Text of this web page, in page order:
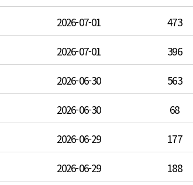
2026-07-01
473
2026-07-01
396
2026-06-30
563
2026-06-30
68
2026-06-29
177
2026-06-29
188